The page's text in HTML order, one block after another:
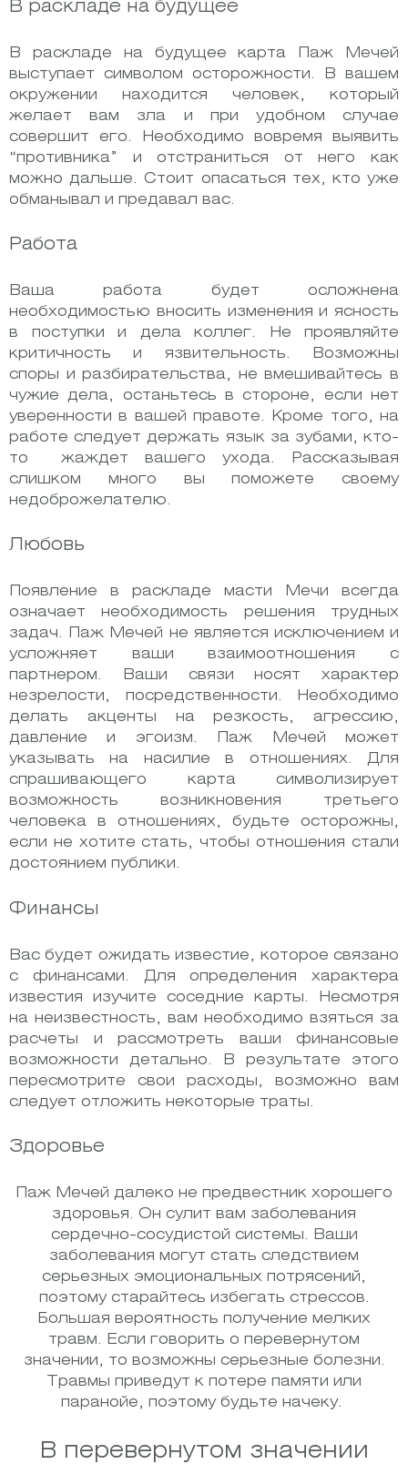
В раскладе на будущее
В раскладе на будущее карта Паж Мечей
выступает символом осторожности. В вашем
окружении находится человек, который
желает вам зла и при удобном случае
совершит его. Необходимо вовремя выявить
“противника” и отстраниться от него как
можно дальше. Стоит опасаться тех, кто уже
обманывал и предавал вас.
Работа
Ваша работа будет осложнена
необходимостью вносить изменения и ясность
в поступки и дела коллег. Не проявляйте
критичность и язвительность. Возможны
споры и разбирательства, не вмешивайтесь в
чужие дела, останьтесь в стороне, если нет
уверенности в вашей правоте. Кроме того, на
работе следует держать язык за зубами, кто-
то жаждет вашего ухода. Рассказывая
слишком много вы поможете своему
недоброжелателю.
Любовь
Появление в раскладе масти Мечи всегда
означает необходимость решения трудных
задач. Паж Мечей не является исключением и
усложняет ваши взаимоотношения с
партнером. Ваши связи носят характер
незрелости, посредственности. Необходимо
делать акценты на резкость, агрессию,
давление и эгоизм. Паж Мечей может
указывать на насилие в отношениях. Для
спрашивающего карта символизирует
возможность возникновения третьего
человека в отношениях, будьте осторожны,
если не хотите стать, чтобы отношения стали
достоянием публики.
Финансы
Вас будет ожидать известие, которое связано
с финансами. Для определения характера
известия изучите соседние карты. Несмотря
на неизвестность, вам необходимо взяться за
расчеты и рассмотреть ваши финансовые
возможности детально. В результате этого
пересмотрите свои расходы, возможно вам
следует отложить некоторые траты.
Здоровье
Паж Мечей далеко не предвестник хорошего
здоровья. Он сулит вам заболевания
сердечно-сосудистой системы. Ваши
заболевания могут стать следствием
серьезных эмоциональных потрясений,
поэтому старайтесь избегать стрессов.
Большая вероятность получение мелких
травм. Если говорить о перевернутом
значении, то возможны серьезные болезни.
Травмы приведут к потере памяти или
паранойе, поэтому будьте начеку.
В перевернутом значении